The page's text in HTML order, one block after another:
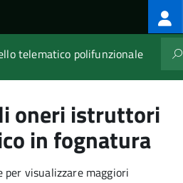
telematico polifunzionale
oneri istruttori
in fognatura
visualizzare maggiori